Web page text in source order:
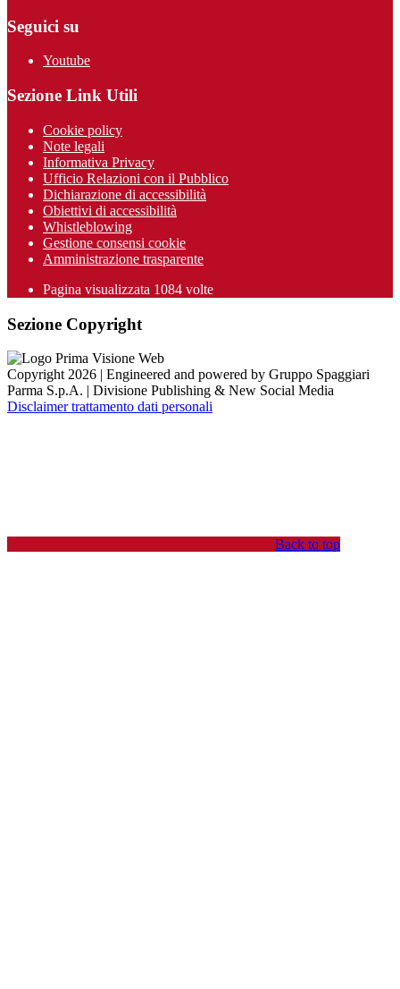
Seguici su
Youtube
Sezione Link Utili
Cookie policy
Note legali
Informativa Privacy
Ufficio Relazioni con il Pubblico
Dichiarazione di accessibilità
Obiettivi di accessibilità
Whistleblowing
Gestione consensi cookie
Amministrazione trasparente
Pagina visualizzata 1084 volte
Sezione Copyright
Copyright 2026 | Engineered and powered by Gruppo Spaggiari
Parma S.p.A. | Divisione Publishing & New Social Media
Disclaimer trattamento dati personali
Back to top